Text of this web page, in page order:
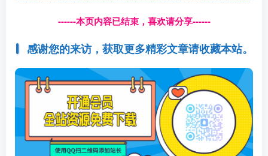
------本页内容已结束，喜欢请分享------
感谢您的来访，获取更多精彩文章请收藏本站。